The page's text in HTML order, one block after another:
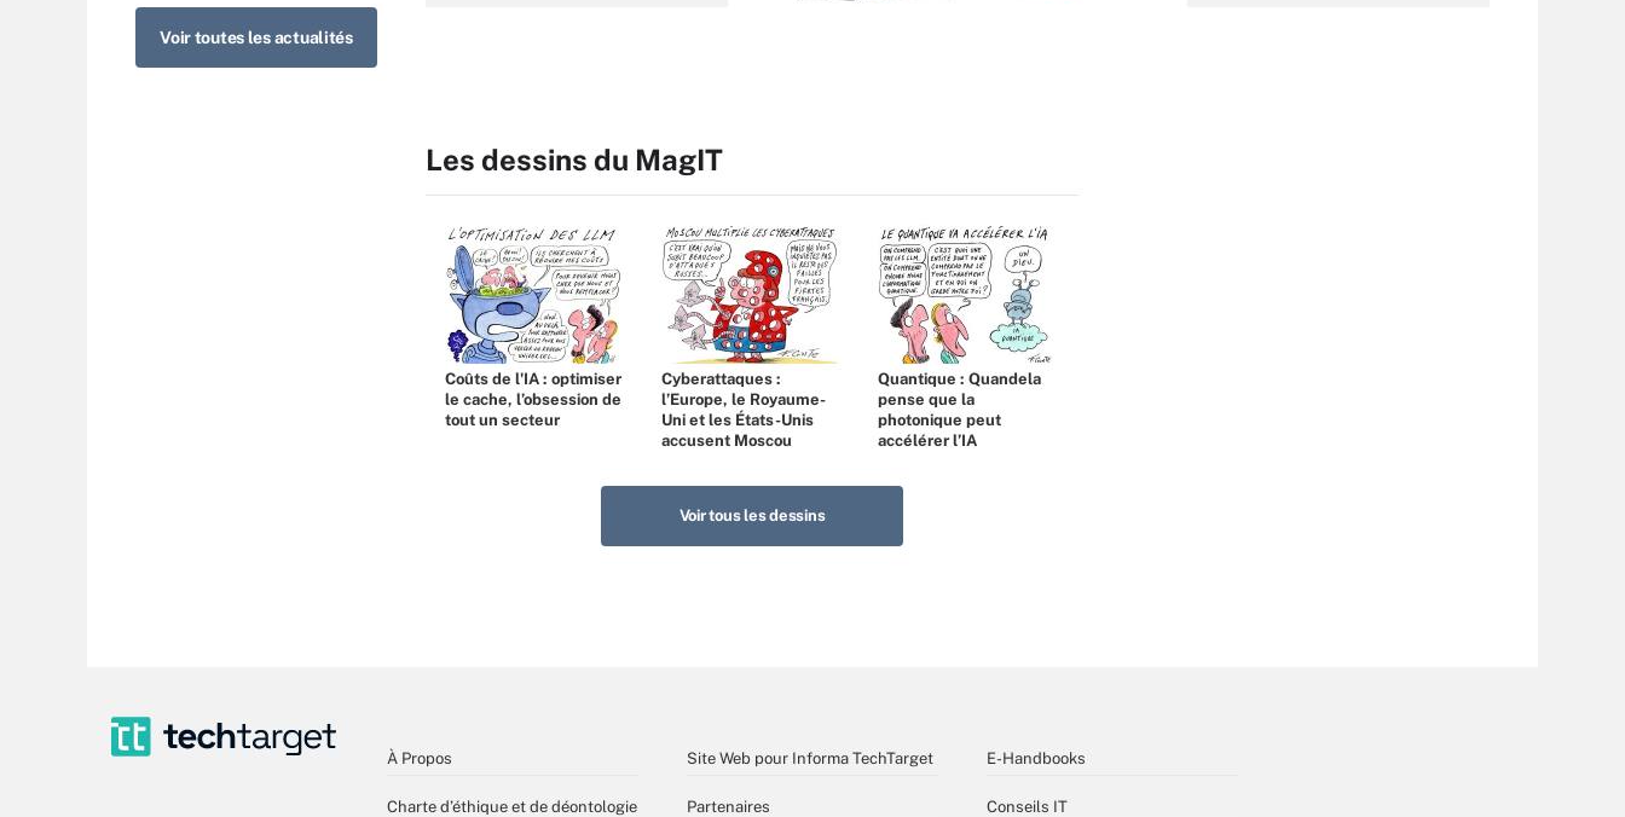
Voir toutes les actualités
Les dessins du MagIT
Coûts de l'IA : optimiser
le cache, l’obsession de
tout un secteur
Cyberattaques :
l’Europe, le Royaume-
Uni et les États-Unis
accusent Moscou
Quantique : Quandela
pense que la
photonique peut
accélérer l’IA
Voir tous les dessins
À Propos
Charte d’éthique et de déontologie
Site Web pour Informa TechTarget
Partenaires
E-Handbooks
Conseils IT